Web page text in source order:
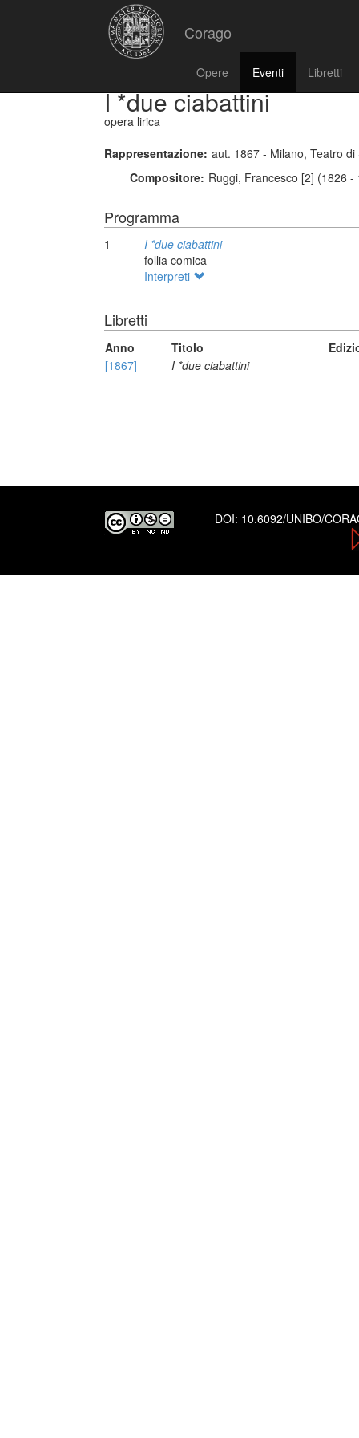
Corago
Opere Eventi Libretti
I *due ciabattini
opera lirica
Rappresentazione: aut. 1867 - Milano, Teatro
Compositore: Ruggi, Francesco [2] (1826 -
Programma
1
I *due ciabattini
follia comica
Interpreti
Libretti
Anno Titolo
[1867]
I *due ciabattini
DOI: 10.6092/UNIBO/